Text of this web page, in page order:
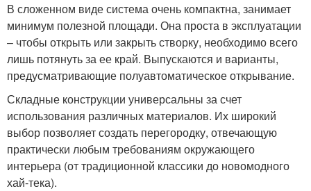
В сложенном виде система очень компактна, занимает
минимум полезной площади. Она проста в эксплуатации
– чтобы открыть или закрыть створку, необходимо всего
лишь потянуть за ее край. Выпускаются и варианты,
предусматривающие полуавтоматическое открывание.
Складные конструкции универсальны за счет
использования различных материалов. Их широкий
выбор позволяет создать перегородку, отвечающую
практически любым требованиям окружающего
интерьера (от традиционной классики до новомодного
хай-тека).